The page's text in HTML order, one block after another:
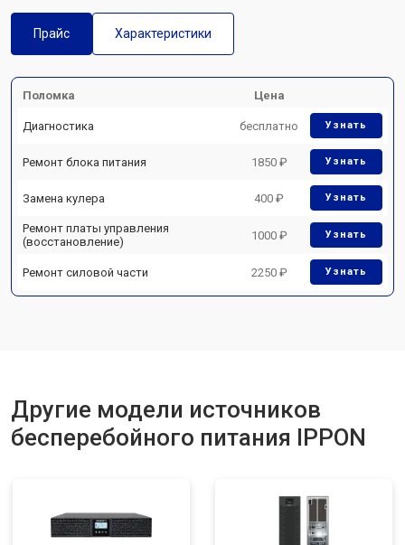
Прайс Характеристики
Поломка Цена
Диагностика бесплатно Узнать
Ремонт блока питания 1850 ₽ Узнать
Замена кулера 400 ₽ Узнать
Ремонт платы управления
(восстановление)
1000 ₽ Узнать
Ремонт силовой части 2250 ₽ Узнать
Другие модели источников
бесперебойного питания IPPON